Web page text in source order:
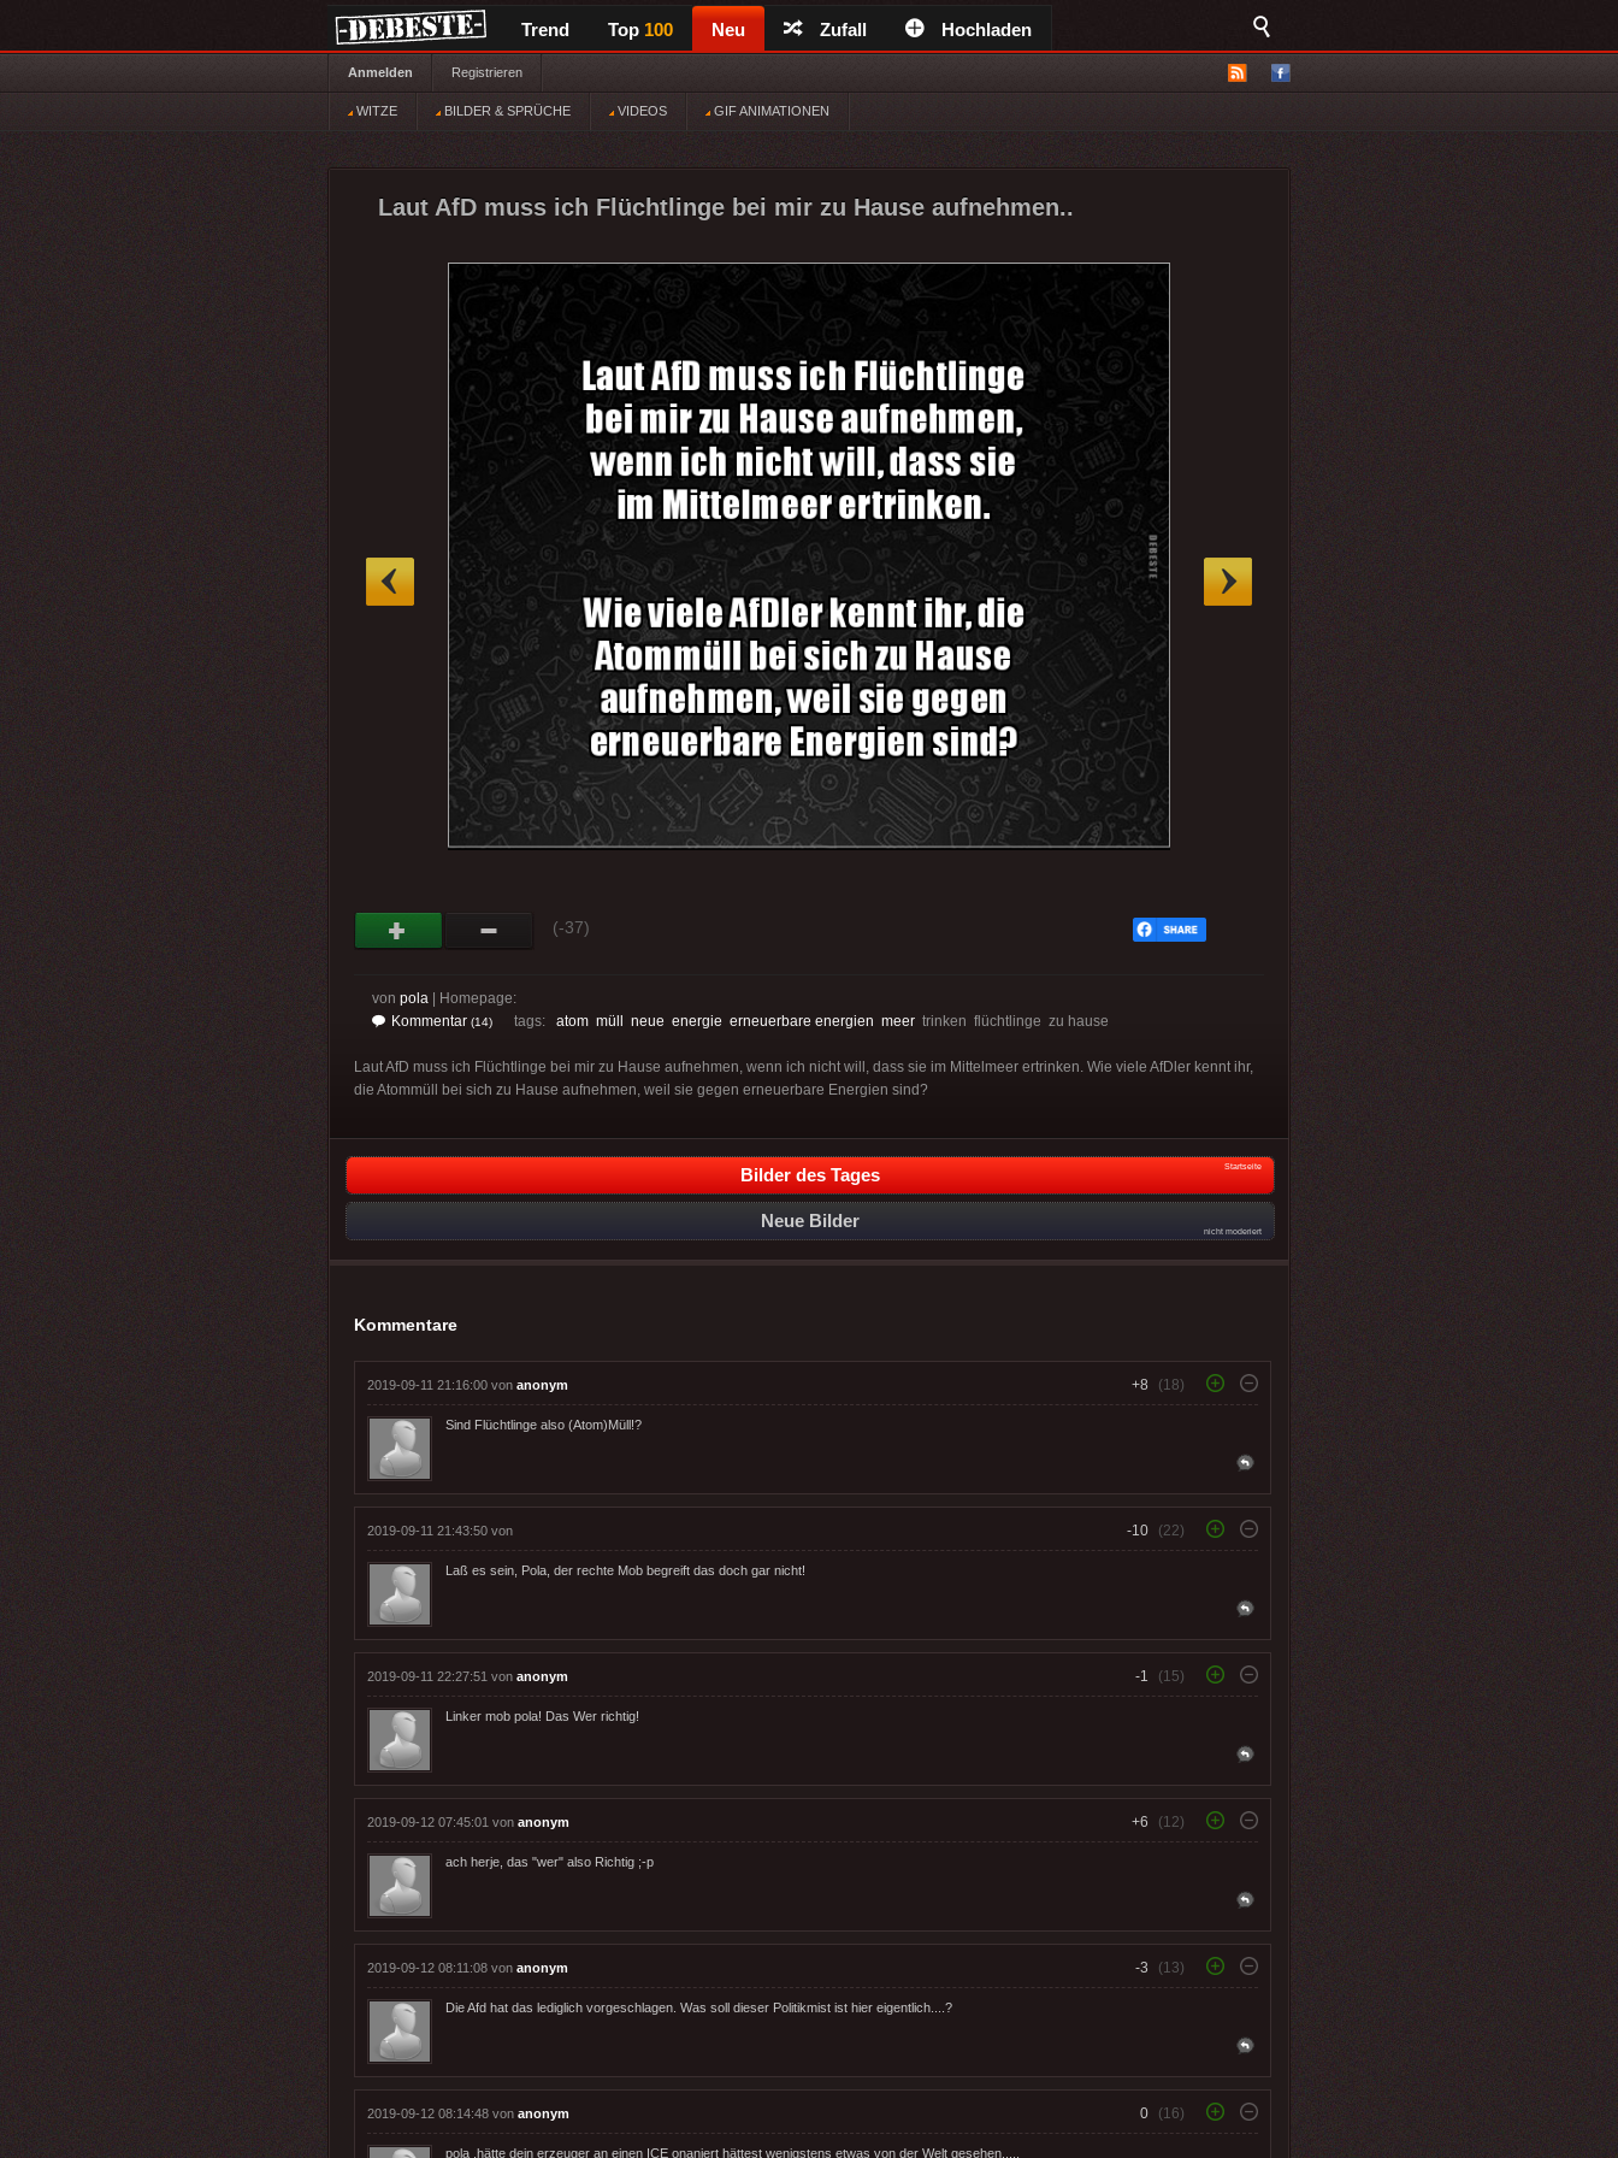
Trend Top 100 Neu Zufall Hochladen
Anmelden Registrieren
WITZE BILDER & SPRÜCHE VIDEOS GIF ANIMATIONEN
Laut AfD muss ich Flüchtlinge bei mir zu Hause aufnehmen..
(-37)
von pola | Homepage:
Kommentar (14) tags: atom müll neue energie erneuerbare energien meer trinken flüchtlinge zu hause
Laut AfD muss ich Flüchtlinge bei mir zu Hause aufnehmen, wenn ich nicht will, dass sie im Mittelmeer ertrinken. Wie viele AfDler kennt ihr,
die Atommüll bei sich zu Hause aufnehmen, weil sie gegen erneuerbare Energien sind?
Bilder des Tages Startseite
Neue Bilder
nicht moderiert
Kommentare
2019-09-11 21:16:00 von anonym +8 (18)
Sind Flüchtlinge also (Atom)Müll!?
2019-09-11 21:43:50 von -10 (22)
Laß es sein, Pola, der rechte Mob begreift das doch gar nicht!
2019-09-11 22:27:51 von anonym -1 (15)
Linker mob pola! Das Wer richtig!
2019-09-12 07:45:01 von anonym +6 (12)
ach herje, das "wer" also Richtig ;-p
2019-09-12 08:11:08 von anonym -3 (13)
Die Afd hat das lediglich vorgeschlagen. Was soll dieser Politikmist ist hier eigentlich....?
2019-09-12 08:14:48 von anonym 0 (16)
pola ,hätte dein erzeuger an einen ICE onaniert hättest wenigstens etwas von der Welt gesehen.....